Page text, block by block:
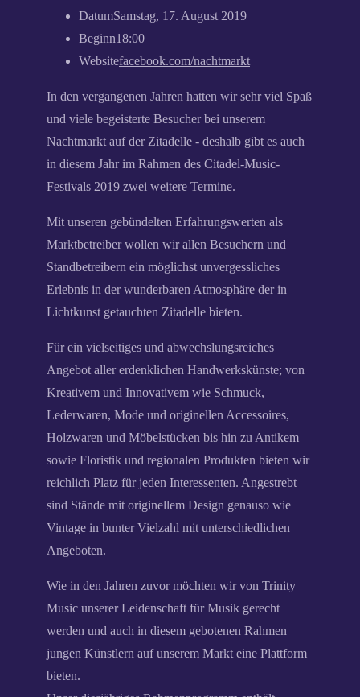
DatumSamstag, 17. August 2019
Beginn18:00
Websitefacebook.com/nachtmarkt
In den vergangenen Jahren hatten wir sehr viel Spaß
und viele begeisterte Besucher bei unserem
Nachtmarkt auf der Zitadelle - deshalb gibt es auch
in diesem Jahr im Rahmen des Citadel-Music-
Festivals 2019 zwei weitere Termine.
Mit unseren gebündelten Erfahrungswerten als
Marktbetreiber wollen wir allen Besuchern und
Standbetreibern ein möglichst unvergessliches
Erlebnis in der wunderbaren Atmosphäre der in
Lichtkunst getauchten Zitadelle bieten.
Für ein vielseitiges und abwechslungsreiches
Angebot aller erdenklichen Handwerkskünste; von
Kreativem und Innovativem wie Schmuck,
Lederwaren, Mode und originellen Accessoires,
Holzwaren und Möbelstücken bis hin zu Antikem
sowie Floristik und regionalen Produkten bieten wir
reichlich Platz für jeden Interessenten. Angestrebt
sind Stände mit originellem Design genauso wie
Vintage in bunter Vielzahl mit unterschiedlichen
Angeboten.
Wie in den Jahren zuvor möchten wir von Trinity
Music unserer Leidenschaft für Musik gerecht
werden und auch in diesem gebotenen Rahmen
jungen Künstlern auf unserem Markt eine Plattform
bieten.